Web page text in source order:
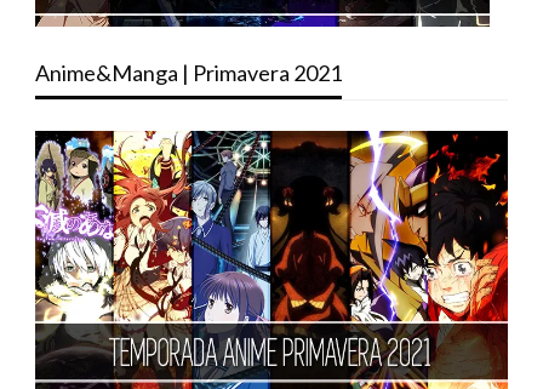
Anime&Manga | Primavera 2021